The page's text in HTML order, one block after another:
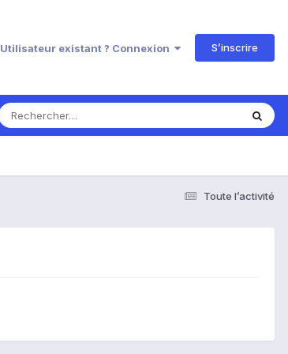
Utilisateur existant ? Connexion S’inscrire
Toute l’activité